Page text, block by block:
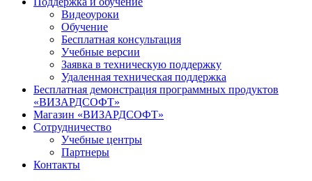
Видеоуроки
Обучение
Бесплатная консультация
Учебные версии
Заявка в техническую поддержку
Удаленная техническая поддержка
Бесплатная демонстрация программных продуктов
«ВИЗАРДСОФТ»
Магазин «ВИЗАРДСОФТ»
Сотрудничество
Учебные центры
Партнеры
Контакты